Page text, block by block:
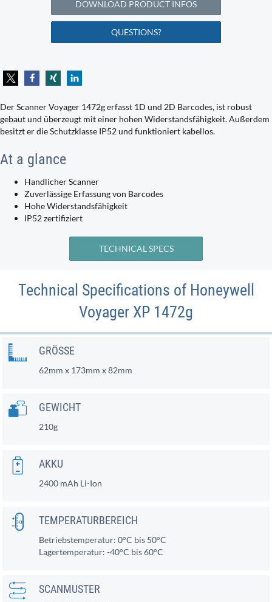
DOWNLOAD PRODUCT INFOS
QUESTIONS?
Der Scanner Voyager 1472g erfasst 1D und 2D Barcodes, ist robust
gebaut und überzeugt mit einer hohen Widerstandsfähigkeit. Außerdem
besitzt er die Schutzklasse IP52 und funktioniert kabellos.
At a glance
Handlicher Scanner
Zuverlässige Erfassung von Barcodes
Hohe Widerstandsfähigkeit
IP52 zertifiziert
TECHNICAL SPECS
Technical Specifications of Honeywell
Voyager XP 1472g
GRÖSSE
62mm x 173mm x 82mm
GEWICHT
210g
AKKU
2400 mAh Li-Ion
TEMPERATURBEREICH
Betriebstemperatur: 0°C bis 50°C
Lagertemperatur: -40°C bis 60°C
SCANMUSTER